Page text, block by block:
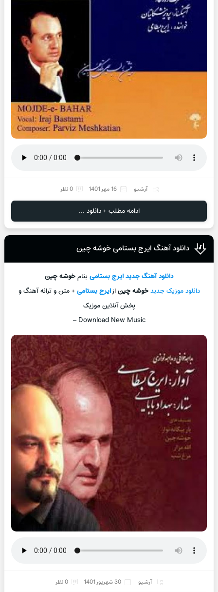
آرشیو 16 مهر 1401 0 نظر
ادامه مطلب + دانلود ...
دانلود آهنگ ایرج بستامی خوشه چین
دانلود آهنگ جدیدایرج بستامیبنامخوشه چین
دانلود موزیک جدیدخوشه چینازایرج بستامی+ متن و ترانه آهنگ و
پخش آنلاین موزیک
Download New Music
–
آرشیو 30 شهریور 1401 0 نظر